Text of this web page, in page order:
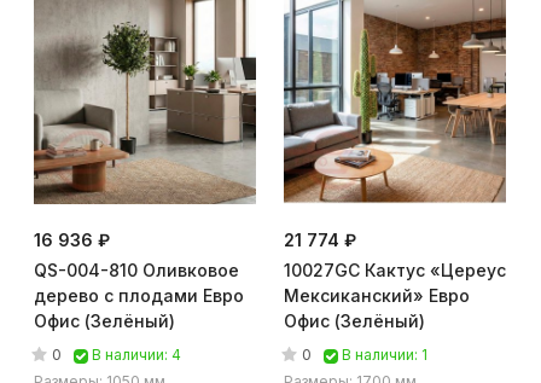
16 936 ₽
QS-004-810 Оливковое
дерево с плодами Евро
Офис (Зелёный)
0
В наличии: 4
21 774 ₽
10027GC Кактус «Цереус
Мексиканский» Евро
Офис (Зелёный)
0
В наличии: 1